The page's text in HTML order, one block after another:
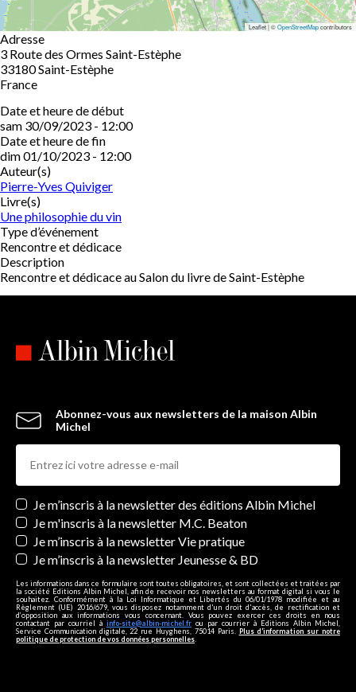
Leaflet | ©OpenStreetMapcontributors
Adresse
3 Route des Ormes Saint-Estèphe
33180Saint-Estèphe
France
Date et heure de début
sam 30/09/2023 - 12:00
Date et heure de fin
dim 01/10/2023 - 12:00
Auteur(s)
Pierre-Yves Quiviger
Livre(s)
Une philosophie du vin
Type d’événement
Rencontre et dédicace
Description
Rencontre et dédicace au Salon du livre de Saint-Estèphe
Abonnez-vous aux newsletters de la maison Albin
Michel
Newsletters
Je m’inscris à la newsletter des éditions Albin Michel
Je m'inscris à la newsletter M.C. Beaton
Je m’inscris à la newsletter Vie pratique
Je m’inscris à la newsletter Jeunesse & BD
Les informations dans ce formulaire sont toutes obligatoires, et sont collectées et traitées par
la société Editions Albin Michel, afin de recevoir nos newsletters au format digital si vous le
souhaitez. Conformément à la Loi Informatique et Libertés du 06/01/1978 modifiée et au
Règlement (UE) 2016/679, vous disposez notamment d'un droit d'accès, de rectification et
d’opposition aux informations vous concernant. Vous pouvez exercer ces droits en nous
contactant par courriel à info-site@albin-michel.fr ou par courrier à Editions Albin Michel,
Service Communication digitale, 22 rue Huyghens, 75014 Paris. Plus d’information sur notre
politique de protection de vos données personnelles